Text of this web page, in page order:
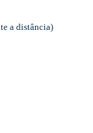
a distância)